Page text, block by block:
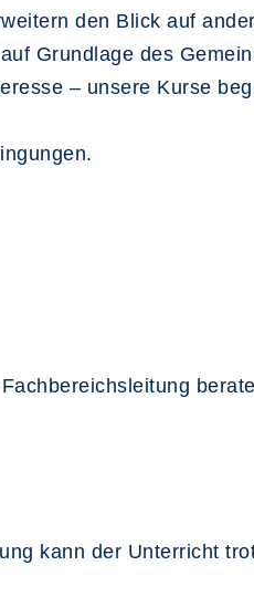
den Blick auf
Grundlage des
– unsere Kurse
kann der Unterricht